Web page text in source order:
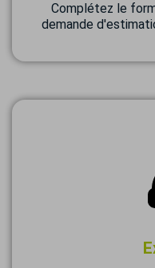
Complétez le
demande